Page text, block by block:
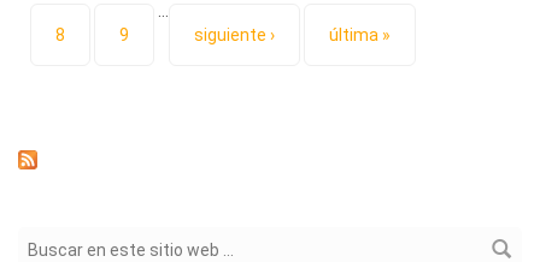
8 9
siguiente ›
última »